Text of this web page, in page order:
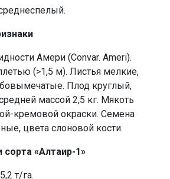
Амери (Convar. Ameri).
(>1,5 м). Листья мелкие,
Плод круглый,
массой 2,5 кг. Мякоть
кремовой окраски. Семена
цвета слоновой кости.
«Алтаир-1»
т/га.